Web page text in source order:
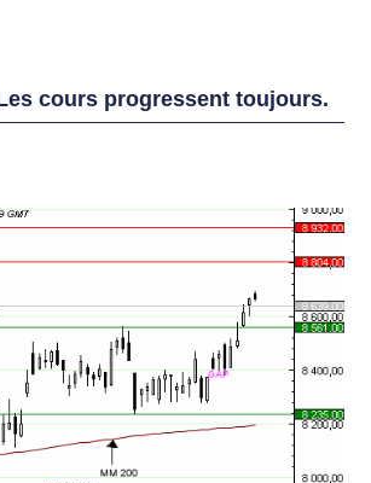
cours progressent toujours.